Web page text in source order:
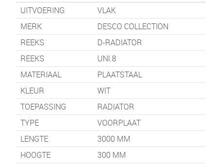
UITVOERING
VLAK
MERK
DESCO COLLECTION
REEKS
D-RADIATOR
REEKS
UNI.8
MATERIAAL
PLAATSTAAL
KLEUR
WIT
TOEPASSING
RADIATOR
TYPE
VOORPLAAT
LENGTE
3000 MM
HOOGTE
300 MM